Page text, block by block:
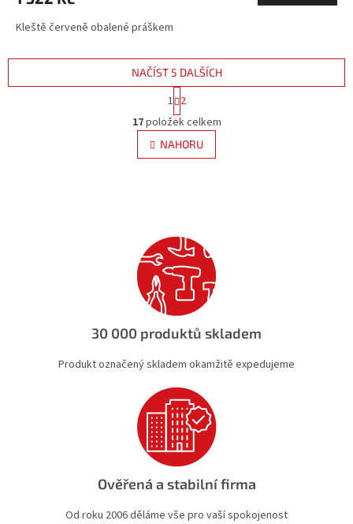
Kleště červeně obalené práškem
O
v
l
á
p
r
v
k
y
ý
p
s
u
NAČÍST 5 DALŠÍCH
S
t
r
á
n
k
1 2
17položek celkem
NAHORU
30 000 produktů skladem
Produkt označený skladem okamžitě expedujeme
Ověřená a stabilní firma
Od roku 2006 děláme vše pro vaší spokojenost